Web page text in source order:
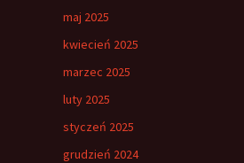
maj 2025
kwiecień 2025
marzec 2025
luty 2025
styczeń 2025
grudzień 2024